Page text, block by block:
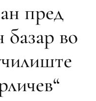
пред
во